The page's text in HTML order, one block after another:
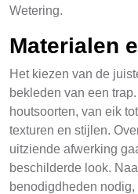
Wetering.
Materialen
Het kiezen van de
bekleden van een
houtsoorten, van eik
texturen en stijlen.
uitziende afwerking
beschilderde look.
benodigdheden